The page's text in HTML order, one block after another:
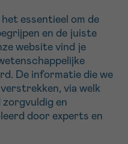
essentieel om de
en de juiste
website vind je
De informatie die we
via welk
zorgvuldig en
door experts en
worden